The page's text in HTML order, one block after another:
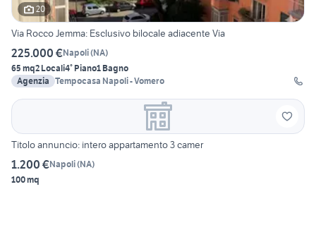
20
Via Rocco Jemma: Esclusivo bilocale adiacente Via
225.000 €Napoli(NA)
65 mq2 Locali4° Piano1 Bagno
Agenzia Tempocasa Napoli - Vomero
Titolo annuncio: intero appartamento 3 camer
1.200 €Napoli(NA)
100 mq